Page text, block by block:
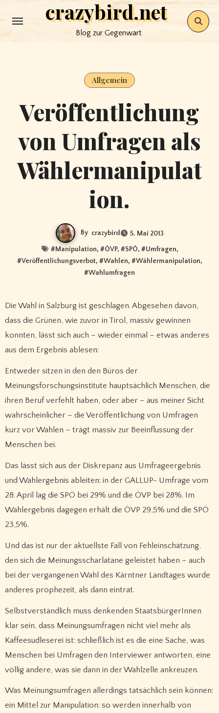
to
crazybird.net
Blog zur Gegenwart
Allgemein
Veröffentlichung
von Umfragen als
Wählermanipulat
ion.
By crazybird 5. Mai 2013
#Manipulation, #ÖVP, #SPÖ, #Umfragen,
#Veröffentlichungsverbot, #Wahlen, #Wählermanipulation,
#Wahlumfragen
Die Wahl in Salzburg ist geschlagen. Abgesehen davon,
dass die Grünen, wie zuvor in Tirol, massiv gewinnen
konnten, lässt sich auch – wieder einmal – etwas anderes
aus dem Ergebnis ablesen:
Entweder sitzen in den den Büros der
Meinungsforschungsinstitute hauptsächlich Menschen, die
ihren Beruf verfehlt haben, oder aber – aus meiner Sicht
wahrscheinlicher – die Veröffentlichung von Umfragen
kurz vor Wahlen – trägt massiv zur Beeinflussung der
Menschen bei.
Das lässt sich aus der Diskrepanz aus Umfrageergebnis
und Wahlergebnis ableiten: in der GALLUP- Umfrage vom
28. April lag die SPÖ bei 29% und die ÖVP bei 28%. Im
Wahlergebnis dagegen erhält die ÖVP 29,5% und die SPÖ
23,5%.
Und das ist nur der aktuellste Fall von Fehleinschätzung,
den sich die Meinungsscharlatane geleistet haben – auch
bei der vergangenen Wahl des Kärntner Landtages wurde
anderes prophezeit, als dann eintrat.
Selbstverständlich muss denkenden StaatsbürgerInnen
klar sein, dass Meinungsumfragen nicht viel mehr als
Kaffeesudleserei ist: schließlich ist es die eine Sache, was
Menschen bei Umfragen den Interviewer antworten, eine
völlig andere, was sie dann in der Wahlzelle ankreuzen.
Was Meinungsumfragen allerdings tatsächlich sein können:
ein Mittel zur Manipulation: so werden innerhalb von